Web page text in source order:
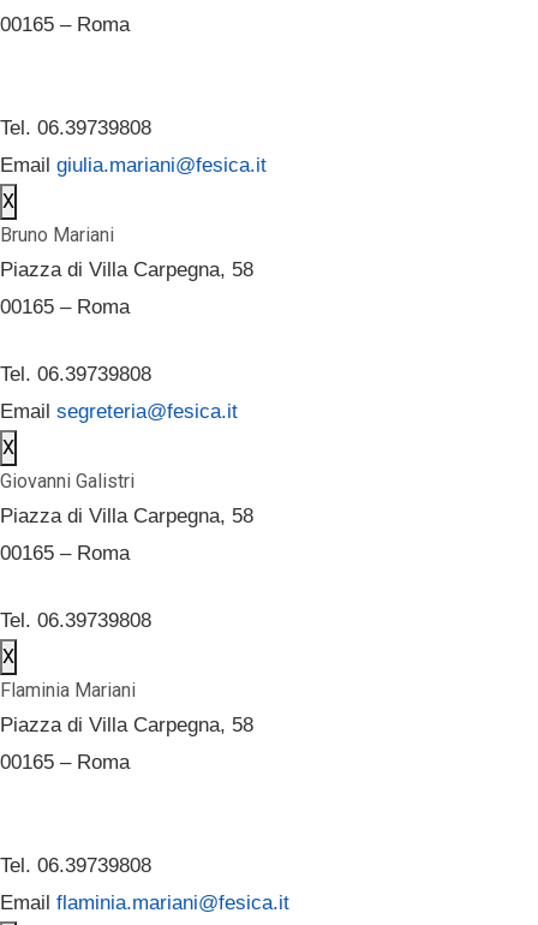
00165 – Roma
Tel. 06.39739808
Email giulia.mariani@fesica.it
X
Bruno Mariani
Piazza di Villa Carpegna, 58
00165 – Roma
Tel. 06.39739808
Email segreteria@fesica.it
X
Giovanni Galistri
Piazza di Villa Carpegna, 58
00165 – Roma
Tel. 06.39739808
X
Flaminia Mariani
Piazza di Villa Carpegna, 58
00165 – Roma
Tel. 06.39739808
Email flaminia.mariani@fesica.it